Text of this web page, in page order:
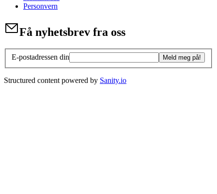
Personvern
Få nyhetsbrev fra oss
E-postadressen din Meld meg på!
Structured content powered by Sanity.io